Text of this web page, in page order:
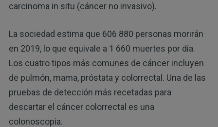
carcinoma in situ (cáncer no invasivo).
La sociedad estima que 606 880 personas morirán
en 2019, lo que equivale a 1 660 muertes por día.
Los cuatro tipos más comunes de cáncer incluyen
de pulmón, mama, próstata y colorrectal. Una de las
pruebas de detección más recetadas para
descartar el cáncer colorrectal es una
colonoscopia.